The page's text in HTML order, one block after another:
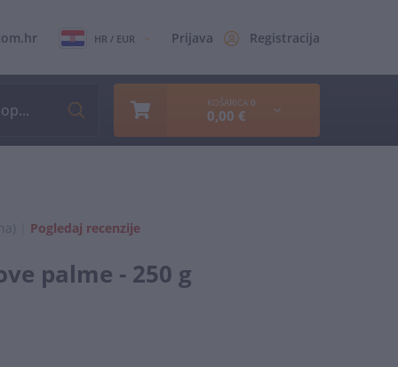
HR / EUR Prijava Registracija
KOŠARICA 0
0,00 €
Pogledaj recenzije
palme - 250 g